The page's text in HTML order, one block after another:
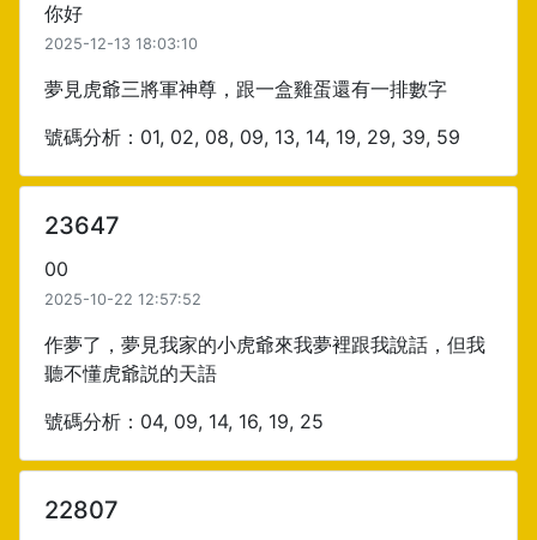
你好
2025-12-13 18:03:10
夢見虎爺三將軍神尊，跟一盒雞蛋還有一排數字
號碼分析：01, 02, 08, 09, 13, 14, 19, 29, 39, 59
23647
00
2025-10-22 12:57:52
作夢了，夢見我家的小虎爺來我夢裡跟我說話，但我
聽不懂虎爺説的天語
號碼分析：04, 09, 14, 16, 19, 25
22807